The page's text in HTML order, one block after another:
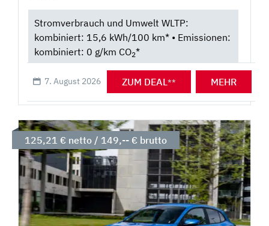
Stromverbrauch und Umwelt WLTP:
kombiniert: 15,6 kWh/100 km* • Emissionen:
kombiniert: 0 g/km CO2*
7. August 2026 ZUM DEAL ** MEHR
125,21 € netto / 149,-- € brutto